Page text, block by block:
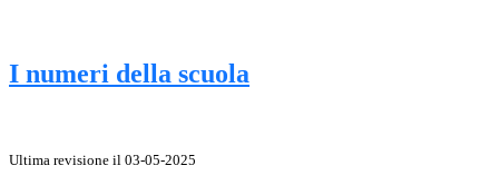
I numeri della scuola
Ultima revisione il 03-05-2025